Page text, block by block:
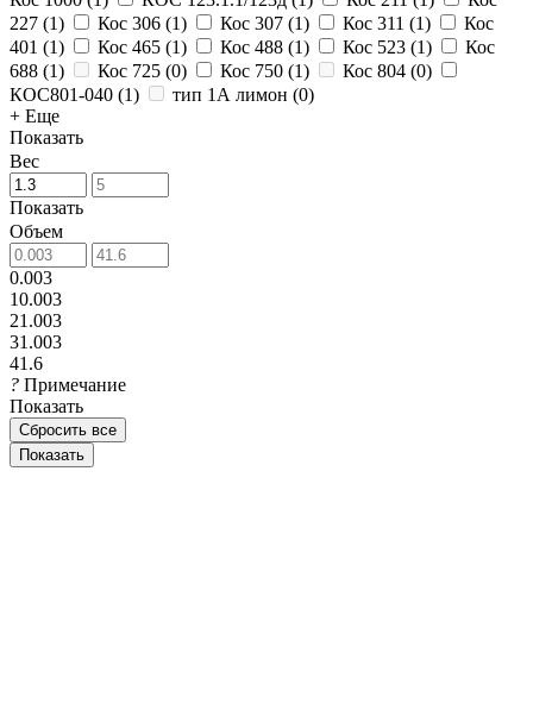
227 (1) Кос 306 (1) Кос 307 (1) Кос 311 (1)
Кос
401 (1) Кос 465 (1) Кос 488 (1) Кос 523 (1)
Кос
688 (1) Кос 725 (0) Кос 750 (1) Кос 804 (0)
КОС801-040 (1) тип 1А лимон (0)
+ Еще
Показать
Вес
Показать
Объем
0.003
10.003
21.003
31.003
41.6
? Примечание
Показать
Сбросить все